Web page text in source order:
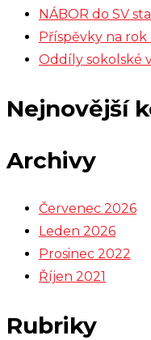
NÁBOR do SV
Příspěvky na rok
Oddíly sokolské
Nejnovější
Archivy
Červenec 2026
Leden 2026
Prosinec 2022
Říjen 2021
Rubriky